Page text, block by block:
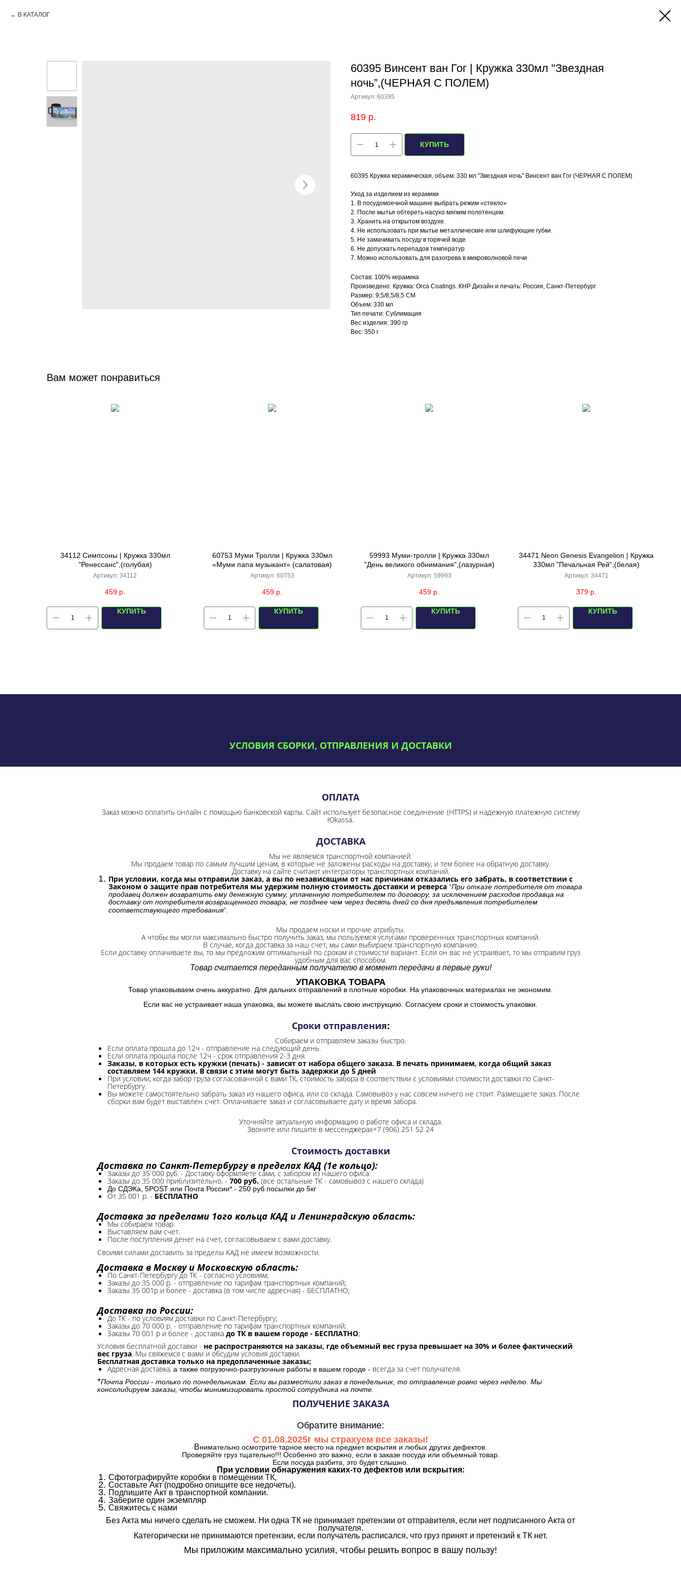
В КАТАЛОГ
60395 Винсент ван Гог | Кружка 330мл "Звездная
ночь”,(ЧЕРНАЯ С ПОЛЕМ)
Артикул: 60395
819 р.
КУПИТЬ
60395 Кружка керамическая, объем: 330 мл "Звездная ночь" Винсент ван Гог (ЧЕРНАЯ С ПОЛЕМ)
Уход за изделием из керамики
1. В посудомоечной машине выбрать режим «стекло»
2. После мытья обтереть насухо мягким полотенцем.
3. Хранить на открытом воздухе.
4. Не использовать при мытье металлические или шлифующие губки.
5. Не замачивать посуду в горячей воде.
6. Не допускать перепадов температур
7. Можно использовать для разогрева в микроволновой печи
Состав: 100% керамика
Произведено: Кружка: Orca Coatings. КНР Дизайн и печать: Россия, Санкт-Петербург
Размер: 9,5/8,5/8,5 СМ
Объем: 330 мл
Тип печати: Сублимация
Вес изделия: 390 гр
Вес: 350 г
Вам может понравиться
34112 Симпсоны | Кружка 330мл
"Ренессанс",(голубая)
Артикул: 34112
459 р.
КУПИТЬ
60753 Муми Тролли | Кружка 330мл
«Муми папа музыкант» (салатовая)
Артикул: 60753
459 р.
КУПИТЬ
59993 Муми-тролли | Кружка 330мл
"День великого обнимания",(лазурная)
Артикул: 59993
459 р.
КУПИТЬ
34471 Neon Genesis Evangelion | Кружка
330мл "Печальная Рей",(белая)
Артикул: 34471
379 р.
КУПИТЬ
УСЛОВИЯ СБОРКИ, ОТПРАВЛЕНИЯ И ДОСТАВКИ
ОПЛАТА
Заказ можно оплатить онлайн с помощью банковской карты. Сайт использует безопасное соединение (HTTPS) и надежную платежную систему
Юkassa.
ДОСТАВКА
Мы не являемся транспортной компанией.
Мы продаем товар по самым лучшим ценам, в которые не заложены расходы на доставку, и тем более на обратную доставку.
Доставку на сайте считают интеграторы транспортных компаний.
При условии, когда мы отправили заказ, а вы по независящим от нас причинам отказались его забрать, в соответствии с
Законом о защите прав потребителя мы удержим полную стоимость доставки и реверса "При отказе потребителя от товара
продавец должен возвратить ему денежную сумму, уплаченную потребителем по договору, за исключением расходов продавца на
доставку от потребителя возвращенного товара, не позднее чем через десять дней со дня предъявления потребителем
соответствующего требования".
Мы продаем носки и прочие атрибуты.
А чтобы вы могли максимально быстро получить заказ, мы пользуемся услугами проверенных транспортных компаний.
В случае, когда доставка за наш счет, мы сами выбираем транспортную компанию.
Если доставку оплачиваете вы, то мы предложим оптимальный по срокам и стоимости вариант. Если он вас не устраивает, то мы отправим груз
удобным для вас способом.
Товар считается переданным получателю в момент передачи в первые руки!
УПАКОВКА ТОВАРА
Товар упаковываем очень аккуратно. Для дальних отправлений в плотные коробки. На упаковочных материалах не экономим.
Если вас не устраивает наша упаковка, вы можете выслать свою инструкцию. Согласуем сроки и стоимость упаковки.
Сроки отправления:
Собираем и отправляем заказы быстро.
Если оплата прошла до 12ч - отправление на следующий день.
Если оплата прошла после 12ч - срок отправления 2-3 дня.
Заказы, в которых есть кружки (печать) - зависят от набора общего заказа. В печать принимаем, когда общий заказ
составляем 144 кружки. В связи с этим могут быть задержки до 5 дней
При условии, когда забор груза согласованной с вами ТК, стоимость забора в соответствии с условиями стоимости доставки по Санкт-
Петербургу.
Вы можете самостоятельно забрать заказ из нашего офиса, или со склада. Самовывоз у нас совсем ничего не стоит. Размещаете заказ. После
сборки вам будет выставлен счет. Оплачиваете заказ и согласовываете дату и время забора.
Уточняйте актуальную информацию о работе офиса и склада.
Звоните или пишите в мессенджерах+7 (906) 251 52 24
Стоимость доставки
Доставка по Санкт-Петербургу в пределах КАД (1е кольцо):
Заказы до 35 000 руб. - Доставку оформляете сами, с забором из нашего офиса
Заказы до 35 000 приблизительно. - 700 руб. (все остальные ТК - самовывоз с нашего склада)
До СДЭКа, 5POST или Почта России* - 250 руб посылки до 5кг
От 35 001 р. - БЕСПЛАТНО
Доставка за пределами 1ого кольца КАД и Ленинградскую область:
Мы собираем товар.
Выставляем вам счет.
После поступления денег на счет, согласовываем с вами доставку.
Своими силами доставить за пределы КАД не имеем возможности.​
Доставка в Москву и Московскую область:
По Санкт-Петербургу до ТК - согласно условиям;
Заказы до 35 000 р. - отправление по тарифам транспортных компаний;
Заказы 35 001р и более - доставка (в том числе адресная) - БЕСПЛАТНО;
Доставка по России:
До ТК - по условиям доставки по Санкт-Петербургу;
Заказы до 70 000 р. - отправление по тарифам транспортных компаний;
Заказы 70 001 р и более - доставка до ТК в вашем городе - БЕСПЛАТНО;
Условия бесплатной доставки - не распространяются на заказы, где объемный вес груза превышает на 30% и более фактический
вес груза. Мы свяжемся с вами и обсудим условия доставки.
Бесплатная доставка только на предоплаченные заказы;
Адресная доставка, а также погрузочно-разгрузочные работы в вашем городе - всегда за счет получателя.
*Почта России - только по понедельникам. Если вы разместили заказ в понедельник, то отправление ровно через неделю. Мы
консолидируем заказы, чтобы минимизировать простой сотрудника на почте.
ПОЛУЧЕНИЕ ЗАКАЗА
Обратите внимание:
С 01.08.2025г мы страхуем все заказы!
Внимательно осмотрите тарное место на предмет вскрытия и любых других дефектов.
Проверяйте груз тщательно!!! Особенно это важно, если в заказе посуда или объемный товар.
Если посуда разбита, это будет слышно.
При условии обнаружения каких-то дефектов или вскрытия:
Сфотографируйте коробки в помещении ТК,
Составьте Акт (подробно опишите все недочеты).
Подпишите Акт в транспортной компании.
Заберите один экземпляр
Свяжитесь с нами
Без Акта мы ничего сделать не сможем. Ни одна ТК не принимает претензии от отправителя, если нет подписанного Акта от
получателя.
Категорически не принимаются претензии, если получатель расписался, что груз принят и претензий к ТК нет.
Мы приложим максимально усилия, чтобы решить вопрос в вашу пользу!